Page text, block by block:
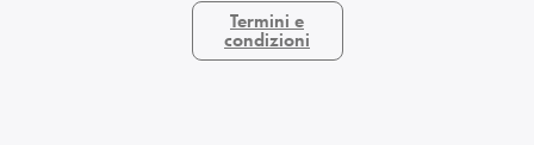
Termini e
condizioni